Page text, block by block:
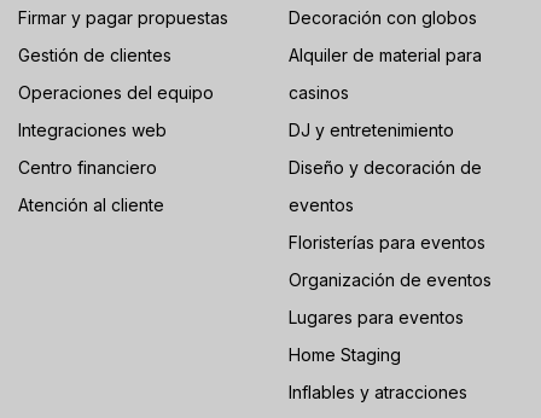
Firmar y pagar propuestas
Gestión de clientes
Operaciones del equipo
Integraciones web
Centro financiero
Atención al cliente
Decoración con globos
Alquiler de material para
casinos
DJ y entretenimiento
Diseño y decoración de
eventos
Floristerías para eventos
Organización de eventos
Lugares para eventos
Home Staging
Inflables y atracciones